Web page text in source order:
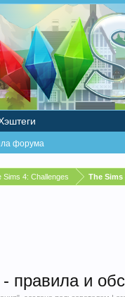
Sims 4: Challenges The
правила и
форума